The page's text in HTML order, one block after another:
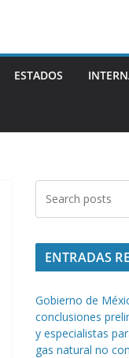
ESTADOS
ENTRADAS
Gobierno de
conclusiones
y especialistas
gas natural no